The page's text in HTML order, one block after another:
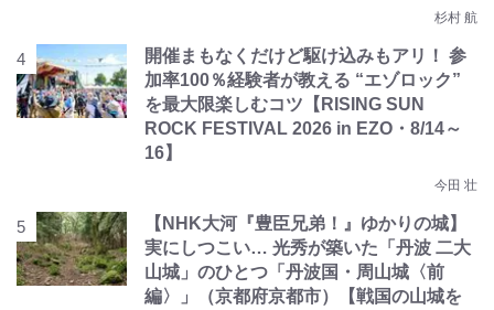
杉村 航
開催まもなくだけど駆け込みもアリ！ 参
加率100％経験者が教える “エゾロック”
を最大限楽しむコツ【RISING SUN
ROCK FESTIVAL 2026 in EZO・8/14～
16】
今田 壮
【NHK大河『豊臣兄弟！』ゆかりの城】
実にしつこい… 光秀が築いた「丹波 二大
山城」のひとつ「丹波国・周山城〈前
編〉」（京都府京都市）【戦国の山城を